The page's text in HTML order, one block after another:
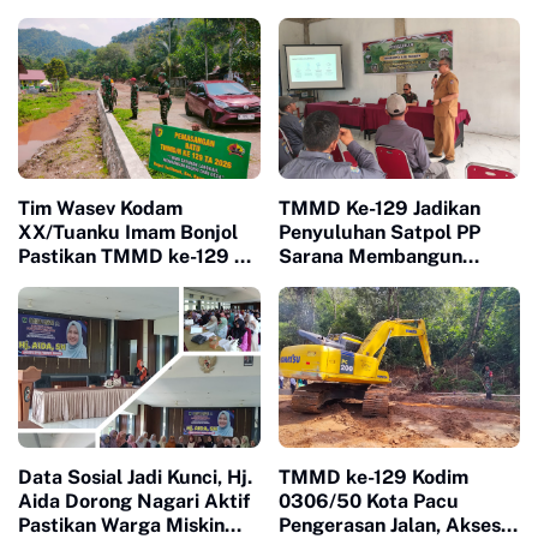
Bencana
Tim Wasev Kodam
XX/Tuanku Imam Bonjol
Pastikan TMMD ke-129 di
Sasaran dan Berkualitas
TMMD Ke-129 Jadikan
Penyuluhan Satpol PP
Sarana Membangun
Ketertiban
Data Sosial Jadi Kunci, Hj.
Aida Dorong Nagari Aktif
Pastikan Warga Miskin
TMMD ke-129 Kodim
0306/50 Kota Pacu
Pengerasan Jalan, Akses